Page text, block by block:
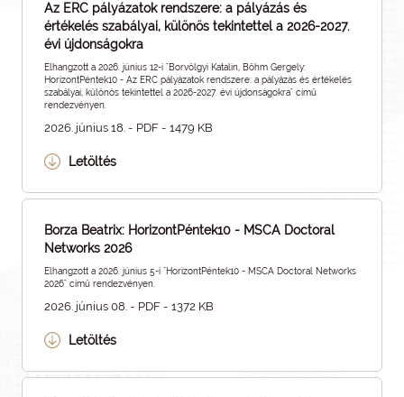
Az ERC pályázatok rendszere: a pályázás és
értékelés szabályai, különös tekintettel a 2026-2027.
évi újdonságokra
Elhangzott a 2026. június 12-i "Borvölgyi Katalin, Bőhm Gergely:
HorizontPéntek10 - Az ERC pályázatok rendszere: a pályázás és értékelés
szabályai, különös tekintettel a 2026-2027. évi újdonságokra" című
rendezvényen.
2026. június 18. - PDF - 1479 KB
Letöltés
Borza Beatrix: HorizontPéntek10 - MSCA Doctoral
Networks 2026
Elhangzott a 2026. június 5-i "HorizontPéntek10 - MSCA Doctoral Networks
2026" című rendezvényen.
2026. június 08. - PDF - 1372 KB
Letöltés